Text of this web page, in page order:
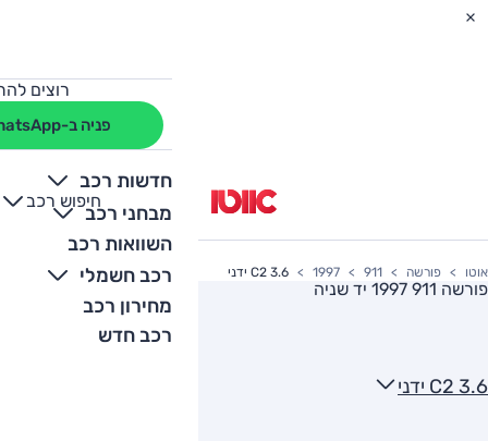
רוצים
פניה ב-WhatsApp
חדשות רכב
מבחני רכב
השוואות רכב
רכב חשמלי
מחירון רכב
רכב חדש
חיפוש רכב
+
-
אוטו פורשה 911
1997 3.6 C2 ידני
פורשה 911 1997 יד שניה
3.6 C2 ידני